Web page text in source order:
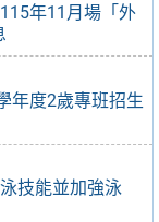
年11月場「外
年度2歲專班招生
技能並加強泳